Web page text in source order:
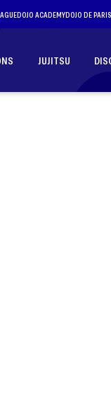
DOJO ACADEMYDOJO DE PARIS
JUJITSU